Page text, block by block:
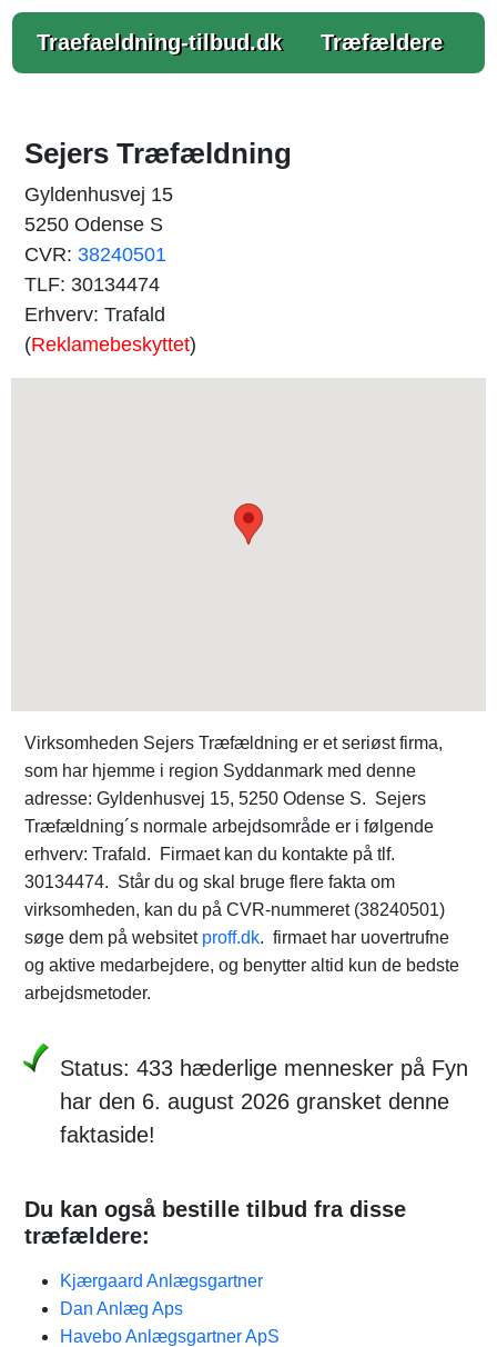
Traefaeldning-tilbud.dk Træfældere
Sejers Træfældning
Gyldenhusvej 15
5250 Odense S
CVR: 38240501
TLF: 30134474
Erhverv: Trafald
(Reklamebeskyttet)
Virksomheden Sejers Træfældning er et seriøst firma,
som har hjemme i region Syddanmark med denne
adresse: Gyldenhusvej 15, 5250 Odense S. Sejers
Træfældning´s normale arbejdsområde er i følgende
erhverv: Trafald. Firmaet kan du kontakte på tlf.
30134474. Står du og skal bruge flere fakta om
virksomheden, kan du på CVR-nummeret (38240501)
søge dem på websitet proff.dk. firmaet har uovertrufne
og aktive medarbejdere, og benytter altid kun de bedste
arbejdsmetoder.
Status: 433 hæderlige mennesker på Fyn
har den 6. august 2026 gransket denne
faktaside!
Du kan også bestille tilbud fra disse
træfældere:
Kjærgaard Anlægsgartner
Dan Anlæg Aps
Havebo Anlægsgartner ApS